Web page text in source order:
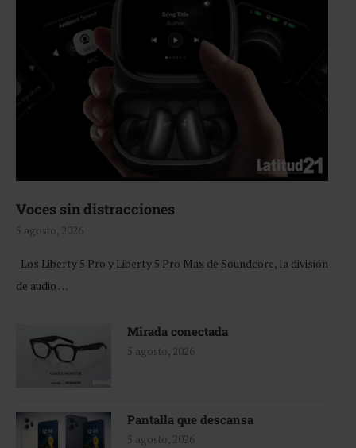
Voces sin distracciones
5 agosto, 2026
Los Liberty 5 Pro y Liberty 5 Pro Max de Soundcore, la división
de audio …
Mirada conectada
5 agosto, 2026
Pantalla que descansa
5 agosto, 2026